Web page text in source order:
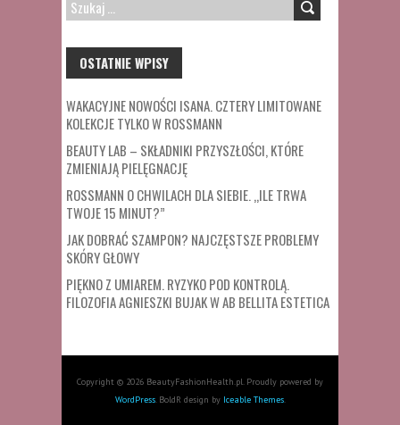
SZUKAJ:
OSTATNIE WPISY
WAKACYJNE NOWOŚCI ISANA. CZTERY LIMITOWANE
KOLEKCJE TYLKO W ROSSMANN
BEAUTY LAB – SKŁADNIKI PRZYSZŁOŚCI, KTÓRE
ZMIENIAJĄ PIELĘGNACJĘ
ROSSMANN O CHWILACH DLA SIEBIE. „ILE TRWA
TWOJE 15 MINUT?”
JAK DOBRAĆ SZAMPON? NAJCZĘSTSZE PROBLEMY
SKÓRY GŁOWY
PIĘKNO Z UMIAREM. RYZYKO POD KONTROLĄ.
FILOZOFIA AGNIESZKI BUJAK W AB BELLITA ESTETICA
Copyright © 2026 BeautyFashionHealth.pl. Proudly powered by
WordPress. BoldR design by Iceable Themes.